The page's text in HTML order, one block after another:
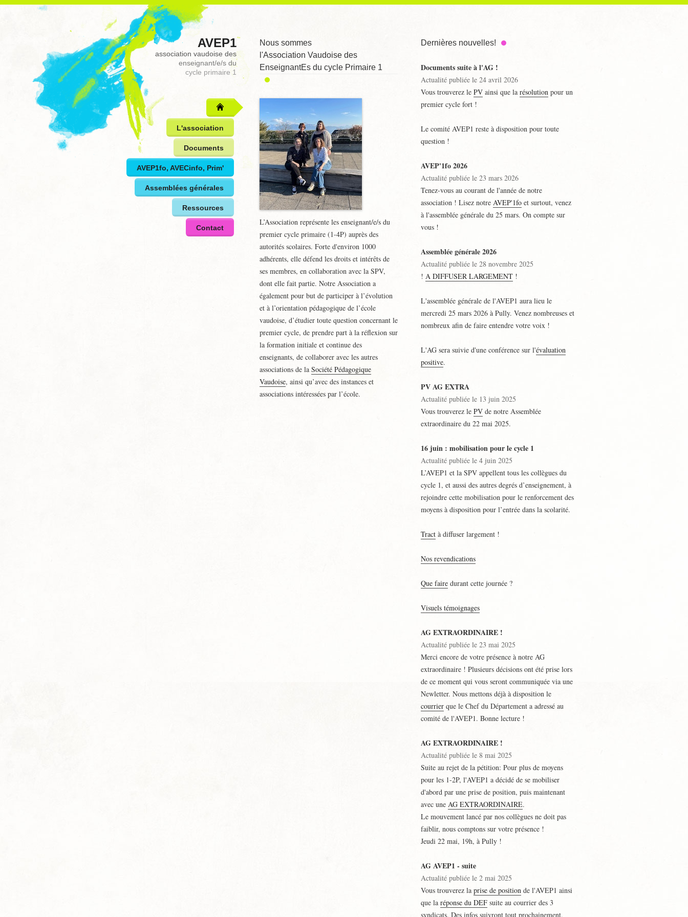
AVEP1
association vaudoise des
enseignant/e/s du
cycle primaire 1
L'association
Documents
AVEP1fo, AVECinfo, Prim'
Assemblées générales
Ressources
Contact
Nous sommes
l'Association Vaudoise des
EnseignantEs du cycle Primaire 1
L’Association représente les enseignant/e/s du
premier cycle primaire (1-4P) auprès des
autorités scolaires. Forte d'environ 1000
adhérents, elle défend les droits et intérêts de
ses membres, en collaboration avec la SPV,
dont elle fait partie. Notre Association a
également pour but de participer à l’évolution
et à l’orientation pédagogique de l’école
vaudoise, d’étudier toute question concernant le
premier cycle, de prendre part à la réflexion sur
la formation initiale et continue des
enseignants, de collaborer avec les autres
associations de la Société Pédagogique
Vaudoise, ainsi qu’avec des instances et
associations intéressées par l’école.
Dernières nouvelles!
Documents suite à l'AG !
Actualité publiée le 24 avril 2026
Vous trouverez le PV ainsi que la résolution pour un
premier cycle fort !
Le comité AVEP1 reste à disposition pour toute
question !
AVEP'1fo 2026
Actualité publiée le 23 mars 2026
Tenez-vous au courant de l'année de notre
association ! Lisez notre AVEP'1fo et surtout, venez
à l'assemblée générale du 25 mars. On compte sur
vous !
Assemblée générale 2026
Actualité publiée le 28 novembre 2025
! A DIFFUSER LARGEMENT !
L'assemblée générale de l'AVEP1 aura lieu le
mercredi 25 mars 2026 à Pully. Venez nombreuses et
nombreux afin de faire entendre votre voix !
L'AG sera suivie d'une conférence sur l'évaluation
positive.
PV AG EXTRA
Actualité publiée le 13 juin 2025
Vous trouverez le PV de notre Assemblée
extraordinaire du 22 mai 2025.
16 juin : mobilisation pour le cycle 1
Actualité publiée le 4 juin 2025
L’AVEP1 et la SPV appellent tous les collègues du
cycle 1, et aussi des autres degrés d’enseignement, à
rejoindre cette mobilisation pour le renforcement des
moyens à disposition pour l’entrée dans la scolarité.
Tract à diffuser largement !
Nos revendications
Que faire durant cette journée ?
Visuels témoignages
AG EXTRAORDINAIRE !
Actualité publiée le 23 mai 2025
Merci encore de votre présence à notre AG
extraordinaire ! Plusieurs décisions ont été prise lors
de ce moment qui vous seront communiquée via une
Newletter. Nous mettons déjà à disposition le
courrier que le Chef du Département a adressé au
comité de l'AVEP1. Bonne lecture !
AG EXTRAORDINAIRE !
Actualité publiée le 8 mai 2025
Suite au rejet de la pétition: Pour plus de moyens
pour les 1-2P, l'AVEP1 a décidé de se mobiliser
d'abord par une prise de position, puis maintenant
avec une AG EXTRAORDINAIRE.
Le mouvement lancé par nos collègues ne doit pas
faiblir, nous comptons sur votre présence !
Jeudi 22 mai, 19h, à Pully !
AG AVEP1 - suite
Actualité publiée le 2 mai 2025
Vous trouverez la prise de position de l'AVEP1 ainsi
que la réponse du DEF suite au courrier des 3
syndicats. Des infos suivront tout prochainement,